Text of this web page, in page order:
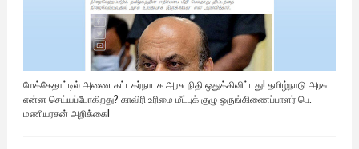
மேக்கேதாட்டில் அணை கட்டகர்நாடக அரசு நிதி ஒதுக்கிவிட்டது! தமிழ்நாடு அரசு
என்ன செய்யப்போகிறது? காவிரி உரிமை மீட்புக் குழு ஒருங்கிணைப்பாளர் பெ.
மணியரசன் அறிக்கை!